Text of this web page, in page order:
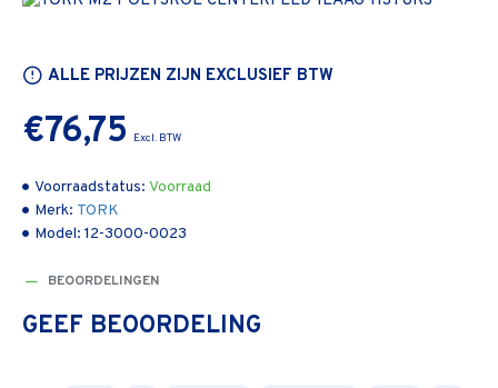
Voorraadstatus: Voorraad
Merk: TORK
Model: 12-3000-0023
€76,75
ALLE PRIJZEN ZIJN EXCLUSIEF BTW
BEOORDELINGEN
GEEF BEOORDELING